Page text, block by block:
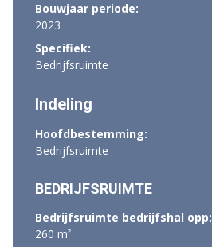
Bouwjaar periode:
2023
Specifiek:
Bedrijfsruimte
Indeling
Hoofdbestemming:
Bedrijfsruimte
BEDRIJFSRUIMTE
Bedrijfsruimte bedrijfshal opp:
260 m²